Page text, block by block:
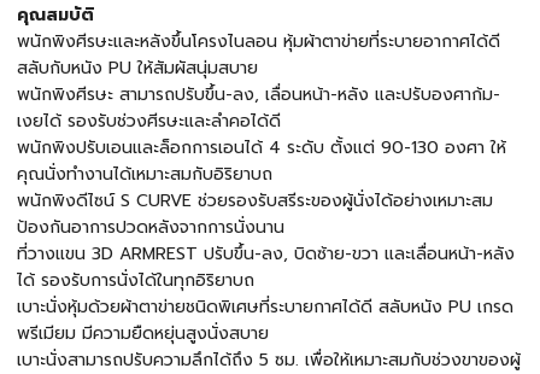
คุณสมบัติ
พนักพิงศีรษะและหลังขึ้นโครงไนลอน หุ้มผ้าตาข่ายที่ระบายอากาศได้ดี
สลับกับหนัง PU ให้สัมผัสนุ่มสบาย
พนักพิงศีรษะ สามารถปรับขึ้น-ลง, เลื่อนหน้า-หลัง และปรับองศาก้ม-
เงยได้ รองรับช่วงศีรษะและลำคอได้ดี
พนักพิงปรับเอนและล็อกการเอนได้ 4 ระดับ ตั้งแต่ 90-130 องศา ให้
คุณนั่งทำงานได้เหมาะสมกับอิริยาบถ
พนักพิงดีไซน์ S CURVE ช่วยรองรับสรีระของผู้นั่งได้อย่างเหมาะสม
ป้องกันอาการปวดหลังจากการนั่งนาน
ที่วางแขน 3D ARMREST ปรับขึ้น-ลง, บิดซ้าย-ขวา และเลื่อนหน้า-หลัง
ได้ รองรับการนั่งได้ในทุกอิริยาบถ
เบาะนั่งหุ้มด้วยผ้าตาข่ายชนิดพิเศษที่ระบายกาศได้ดี สลับหนัง PU เกรด
พรีเมียม มีความยืดหยุ่นสูงนั่งสบาย
เบาะนั่งสามารถปรับความลึกได้ถึง 5 ซม. เพื่อให้เหมาะสมกับช่วงขาของผู้